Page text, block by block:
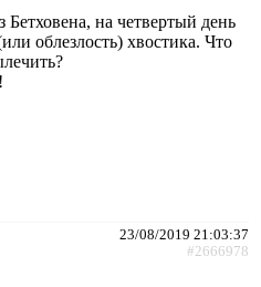
Бетховена, на четвертый день
облезлость) хвостика. Что
23/08/2019 21:03:37
#2666978